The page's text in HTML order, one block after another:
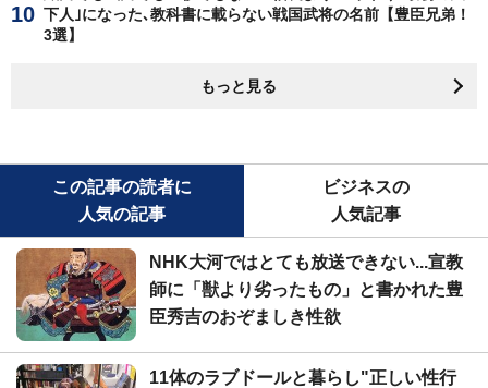
下人｣になった､教科書に載らない戦国武将の名前【豊臣兄弟！
3選】
もっと見る
この記事の読者に
人気の記事
ビジネスの
人気記事
NHK大河ではとても放送できない...宣教
師に「獣より劣ったもの」と書かれた豊
臣秀吉のおぞましき性欲
11体のラブドールと暮らし"正しい性行